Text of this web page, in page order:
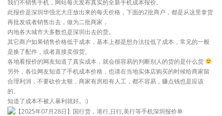
我们不销售手机，网站每天发布真实的全新手机成本报价。
此报价是深圳华强北大庄放出来的每天价格，下面的2批商户，都是从这里拿货
再批发或者销售出去，做为二批商家，
内地各大城市大多数也是深圳出去的货。
其它商户如果销售价格低于成本，基本上都是想办法拉低了成本，常见的一般
是换了配件，或者直接卖假货。
各地看报价的网友知道了真实成本，就会很容易的判断别人的货的是什么货
另外，各位网友知道了手机成本价格，也请在当地实体店购买的时候给商家留
合理利润，不要砍价太狠，商家有房租有人工，都不容易，赚点钱也是应该
的。
知道了成本不被人暴利就好。:)